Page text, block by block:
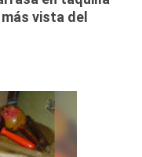
vista del